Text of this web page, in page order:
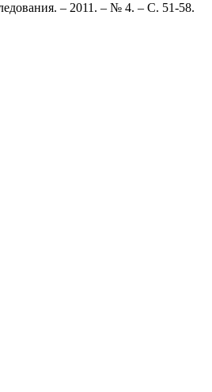
– 2011. – № 4. – С. 51-58.